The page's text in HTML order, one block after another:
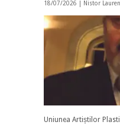
18/07/2026 | Nistor
Uniunea Artiștilor